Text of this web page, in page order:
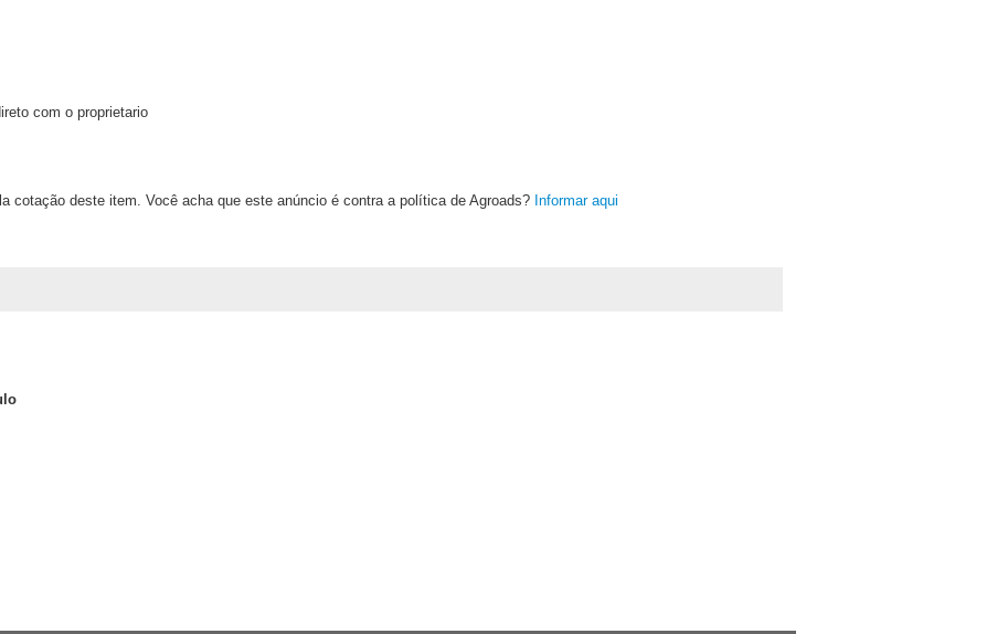
com o proprietario
cotação deste item. Você acha que este anúncio é contra a política de Agroads? Informar aqui